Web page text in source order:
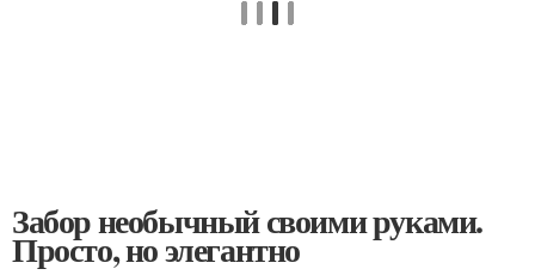
Забор необычный своими руками.
Просто, но элегантно